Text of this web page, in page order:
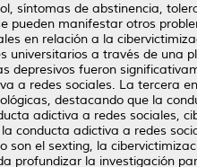
síntomas de abstinencia,
manifestar otros
en relación a la
a través de una
depresivos fueron
a redes sociales. La tercera
destacando que la
adictiva a redes sociales,
conducta adictiva a redes
el sexting, la
profundizar la investigación